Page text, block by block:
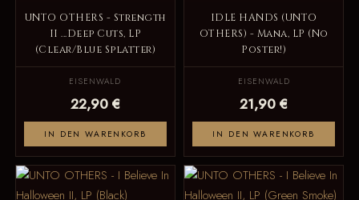
UNTO OTHERS - Strength
II ...Deep Cuts, LP
(Clear/Blue Splatter)
EISENWALD
22,90 €
IN DEN WARENKORB
IDLE HANDS (UNTO
OTHERS) - Mana, LP (No
Poster!)
EISENWALD
21,90 €
IN DEN WARENKORB